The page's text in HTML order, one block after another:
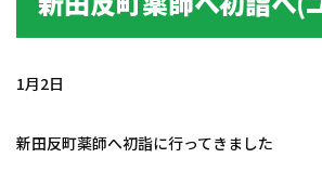
1月2日
新田反町薬師へ初詣に行ってきました